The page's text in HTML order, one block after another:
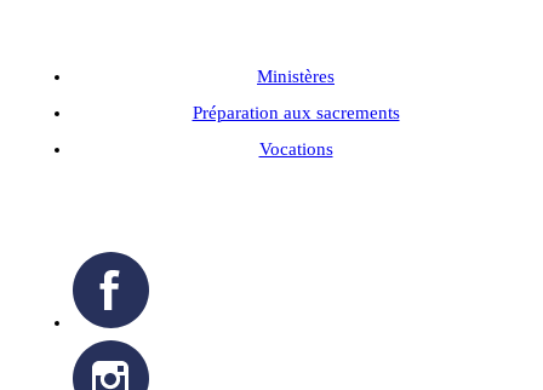
Ministères
Préparation aux sacrements
Vocations